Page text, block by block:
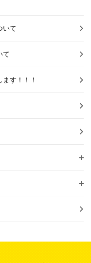
いて
て
す！！！